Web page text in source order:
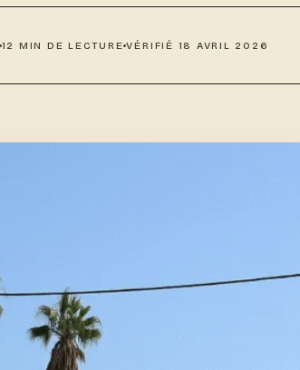
12 MIN DE LECTURE VÉRIFIÉ 18 AVRIL 2026